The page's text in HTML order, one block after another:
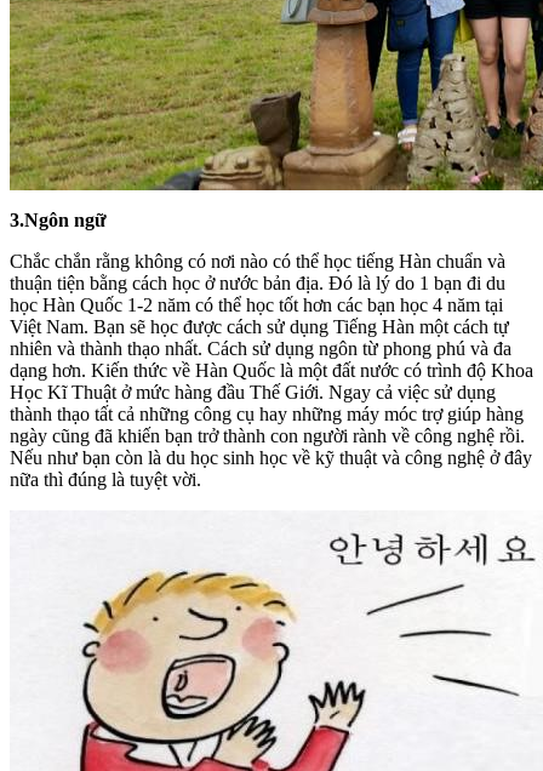
3.Ngôn ngữ
Chắc chắn rằng không có nơi nào có thể học tiếng Hàn chuẩn và
thuận tiện bằng cách học ở nước bản địa. Đó là lý do 1 bạn đi du
học Hàn Quốc 1-2 năm có thể học tốt hơn các bạn học 4 năm tại
Việt Nam. Bạn sẽ học được cách sử dụng Tiếng Hàn một cách tự
nhiên và thành thạo nhất. Cách sử dụng ngôn từ phong phú và đa
dạng hơn. Kiến thức về Hàn Quốc là một đất nước có trình độ Khoa
Học Kĩ Thuật ở mức hàng đầu Thế Giới. Ngay cả việc sử dụng
thành thạo tất cả những công cụ hay những máy móc trợ giúp hàng
ngày cũng đã khiến bạn trở thành con người rành về công nghệ rồi.
Nếu như bạn còn là du học sinh học về kỹ thuật và công nghệ ở đây
nữa thì đúng là tuyệt vời.